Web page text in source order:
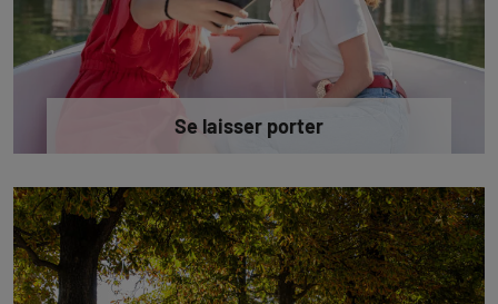
Se laisser porter